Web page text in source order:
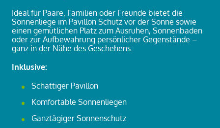
Ideal für Paare, Familien oder Freunde bietet die
Sonnenliege im Pavillon Schutz vor der Sonne sowie
einen gemütlichen Platz zum Ausruhen, Sonnenbaden
oder zur Aufbewahrung persönlicher Gegenstände –
ganz in der Nähe des Geschehens.
Inklusive:
Schattiger Pavillon
Komfortable Sonnenliegen
Ganztägiger Sonnenschutz